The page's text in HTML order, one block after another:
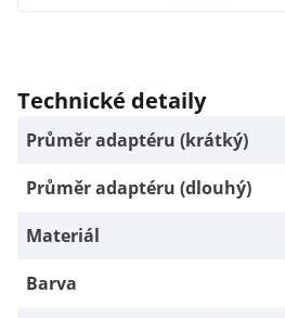
Technické detaily
Průměr adaptéru (krátký)
Průměr adaptéru (dlouhý)
Materiál
Barva